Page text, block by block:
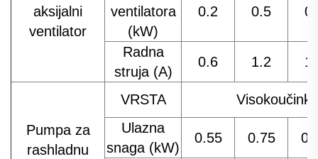
aksijalni
ventilator
ventilatora
(kW)
0.2 0.5
Radna
struja (A)
0.6 1.2
Pumpa za
rashladnu
VRSTA
Ulazna
snaga (kW)
0.55 0.75